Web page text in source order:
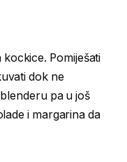
Pomiješati
dok ne
pa u još
i margarina da